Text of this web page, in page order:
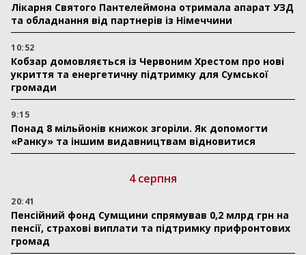
Лікарня Святого Пантелеймона отримала апарат УЗД
та обладнання від партнерів із Німеччини
10:52
Кобзар домовляється із Червоним Хрестом про нові
укриття та енергетичну підтримку для Сумської
громади
9:15
Понад 8 мільйонів книжок згоріли. Як допомогти
«Ранку» та іншим видавництвам відновитися
4 серпня
20:41
Пенсійний фонд Сумщини спрямував 0,2 млрд грн на
пенсії, страхові виплати та підтримку прифронтових
громад